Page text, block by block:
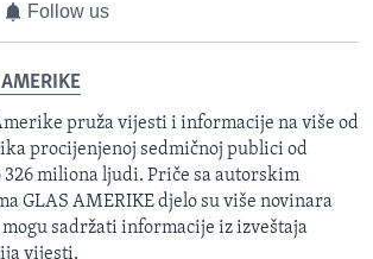
Follow us
pruža vijesti i informacije na više od
procijenjenoj sedmičnoj publici od
326 miliona ljudi. Priče sa autorskim
GLAS AMERIKE djelo su više novinara
mogu sadržati informacije iz izveštaja
vijesti.